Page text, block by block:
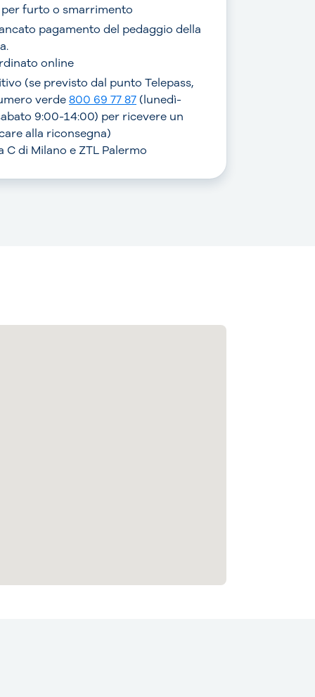
furto o smarrimento
pagamento del pedaggio della
online
(se previsto dal punto Telepass,
verde800 69 77 87(lunedì-
9:00-14:00) per ricevere un
alla riconsegna)
di Milano e ZTL Palermo